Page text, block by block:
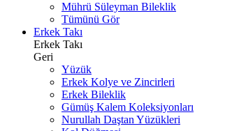
Mührü Süleyman Bileklik
Tümünü Gör
Erkek Takı
Erkek Takı
Geri
Yüzük
Erkek Kolye ve Zincirleri
Erkek Bileklik
Gümüş Kalem Koleksiyonları
Nurullah Daştan Yüzükleri